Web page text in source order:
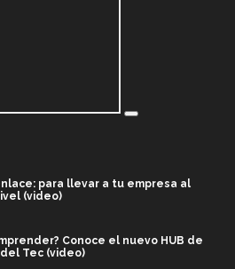
para llevar a tu empresa al
(video)
Conoce el nuevo HUB de
del Tec (video)